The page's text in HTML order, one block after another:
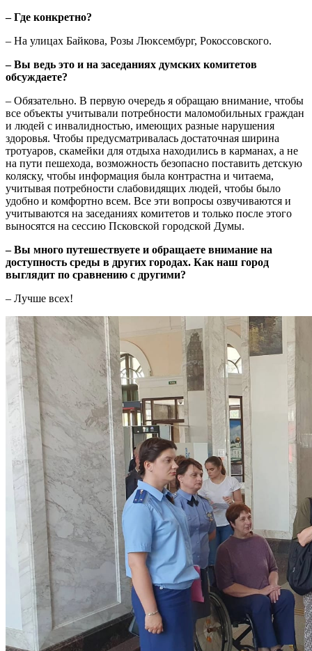
– Где конкретно?
– На улицах Байкова, Розы Люксембург, Рокоссовского.
– Вы ведь это и на заседаниях думских комитетов
обсуждаете?
– Обязательно. В первую очередь я обращаю внимание, чтобы
все объекты учитывали потребности маломобильных граждан
и людей с инвалидностью, имеющих разные нарушения
здоровья. Чтобы предусматривалась достаточная ширина
тротуаров, скамейки для отдыха находились в карманах, а не
на пути пешехода, возможность безопасно поставить детскую
коляску, чтобы информация была контрастна и читаема,
учитывая потребности слабовидящих людей, чтобы было
удобно и комфортно всем. Все эти вопросы озвучиваются и
учитываются на заседаниях комитетов и только после этого
выносятся на сессию Псковской городской Думы.
– Вы много путешествуете и обращаете внимание на
доступность среды в других городах. Как наш город
выглядит по сравнению с другими?
– Лучше всех!